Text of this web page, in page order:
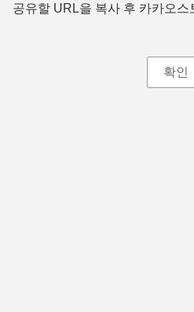
공유할 URL을 복사 후 카카오
확인